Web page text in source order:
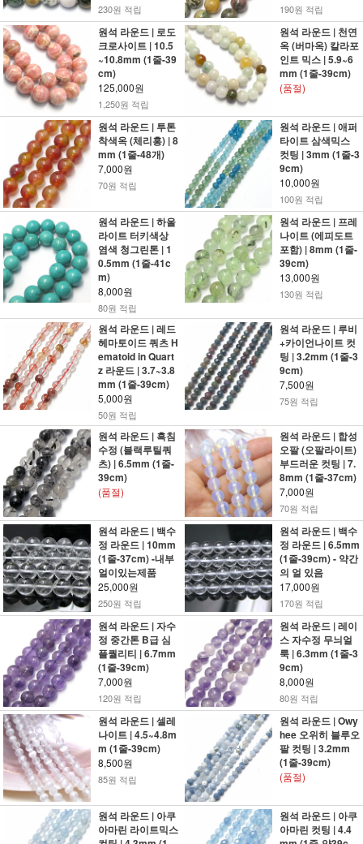
230원 적립 190원 적립
원석 라운드 | 로도
크로사이트 | 10.5
~10.8mm (1줄-39
cm)
125,000원
1,250원 적립
원석 라운드 | 천연
옥 (버마옥) 칼라포
인트 믹스 | 5.9~6
mm (1줄-39cm)
(품절)
원석 라운드 | 투톤
착색옥 (체리홍) | 8
mm (1줄-48개)
7,000원
70원 적립
원석 라운드 | 애퍼
타이트 삼색믹스
컷팅 | 3mm (1줄-3
9cm)
10,000원
100원 적립
원석 라운드 | 하울
라이트 터키색상
염색 청그린톤 | 1
0.5mm (1줄-41c
m)
8,000원
80원 적립
원석 라운드 | 프레
나이트 (에피도트
포함) | 8mm (1줄-
39cm)
13,000원
130원 적립
원석 라운드 | 레드
헤마토이드 쿼츠 H
ematoid in Quart
z 라운드 | 3.7~3.8
mm (1줄-39cm)
5,000원
50원 적립
원석 라운드 | 루비
+카이언나이트 컷
팅 | 3.2mm (1줄-3
9cm)
7,500원
75원 적립
원석 라운드 | 흑침
수정 (블랙루틸쿼
츠) | 6.5mm (1줄-
39cm)
(품절)
원석 라운드 | 합성
오팔 (오팔라이트)
부드러운 컷팅 | 7.
8mm (1줄-37cm)
7,000원
70원 적립
원석 라운드 | 백수
정 라운드 | 10mm
(1줄-37cm) -내부
얼이있는제품
25,000원
250원 적립
원석 라운드 | 백수
정 라운드 | 6.5mm
(1줄-39cm) - 약간
의 얼 있음
17,000원
170원 적립
원석 라운드 | 자수
정 중간톤 B급 심
플퀄리티 | 6.7mm
(1줄-39cm)
7,000원
120원 적립
원석 라운드 | 레이
스 자수정 무늬얼
룩 | 6.3mm (1줄-3
9cm)
8,000원
80원 적립
원석 라운드 | 셀레
나이트 | 4.5~4.8m
m (1줄-39cm)
8,500원
85원 적립
원석 라운드 | Owy
hee 오위히 블루오
팔 컷팅 | 3.2mm
(1줄-39cm)
(품절)
원석 라운드 | 아쿠
아마린 라이트믹스
원석 라운드 | 아쿠
아마린 컷팅 | 4.4